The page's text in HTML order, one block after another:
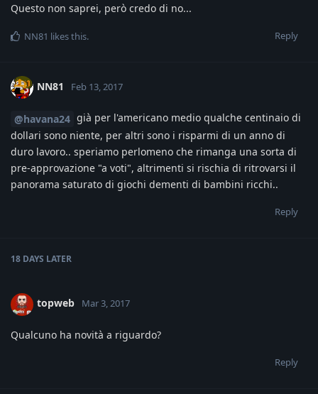
Questo non saprei, però credo di no...
Reply
NN81 likes this.
NN81 Feb 13, 2017
@havana24 già per l'americano medio qualche centinaio di
dollari sono niente, per altri sono i risparmi di un anno di
duro lavoro.. speriamo perlomeno che rimanga una sorta di
pre-approvazione "a voti", altrimenti si rischia di ritrovarsi il
panorama saturato di giochi dementi di bambini ricchi..
Reply
18 DAYS LATER
topweb Mar 3, 2017
Qualcuno ha novità a riguardo?
Reply